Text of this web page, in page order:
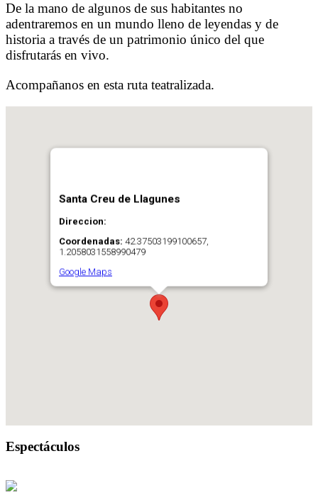
De la mano de algunos de sus habitantes no
adentraremos en un mundo lleno de leyendas y de
historia a través de un patrimonio único del que
disfrutarás en vivo.
Acompañanos en esta ruta teatralizada.
Santa Creu de Llagunes
Direccion:
Coordenadas: 42.37503199100657,
1.2058031558990479
Google Maps
Espectáculos